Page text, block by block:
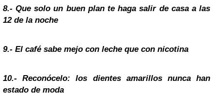
8.- Que solo un buen plan te haga salir de casa a las
12 de la noche
9.- El café sabe mejo con leche que con nicotina
10.- Reconócelo: los dientes amarillos nunca han
estado de moda